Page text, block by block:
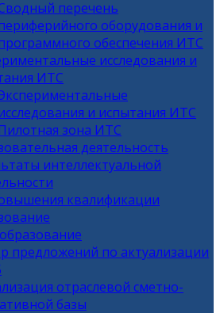
перечень
оборудования и
обеспечения ИТС
исследования и
ИТС
и испытания ИТС
зона ИТС
деятельность
интеллектуальной
квалификации
предложений по актуализации
отраслевой сметно-
базы